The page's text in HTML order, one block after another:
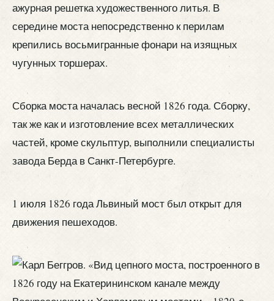
ажурная решетка художественного литья. В
середине моста непосредственно к перилам
крепились восьмигранные фонари на изящных
чугунных торшерах.
Сборка моста началась весной 1826 года. Сборку,
так же как и изготовление всех металлических
частей, кроме скульптур, выполнили специалисты
завода Берда в Санкт-Петербурге.
1 июля 1826 года Львиный мост был открыт для
движения пешеходов.